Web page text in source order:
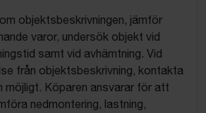
objektsbeskrivningen, jämför
varor, undersök objekt vid
samt vid avhämtning. Vid
från objektsbeskrivning, kontakta
möjligt. Köparen ansvarar för att
nedmontering, lastning,